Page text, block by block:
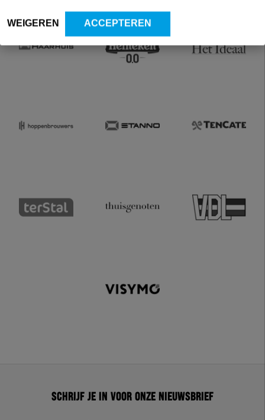
WEIGEREN ACCEPTEREN
Schrijf je in voor onze nieuwsbrief